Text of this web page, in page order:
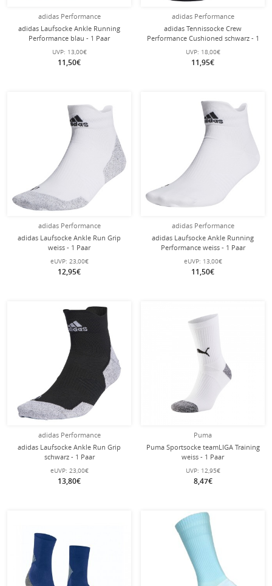
adidas Performance
adidas Laufsocke Ankle Running
Performance blau - 1 Paar
UVP: 13,00€
11,50€
adidas Performance
adidas Tennissocke Crew
Performance Cushioned schwarz - 1
Paar
UVP: 18,00€
11,95€
adidas Performance
adidas Laufsocke Ankle Run Grip
weiss - 1 Paar
eUVP: 23,00€
12,95€
adidas Performance
adidas Laufsocke Ankle Running
Performance weiss - 1 Paar
eUVP: 13,00€
11,50€
adidas Performance
adidas Laufsocke Ankle Run Grip
schwarz - 1 Paar
eUVP: 23,00€
13,80€
Puma
Puma Sportsocke teamLIGA Training
weiss - 1 Paar
UVP: 12,95€
8,47€